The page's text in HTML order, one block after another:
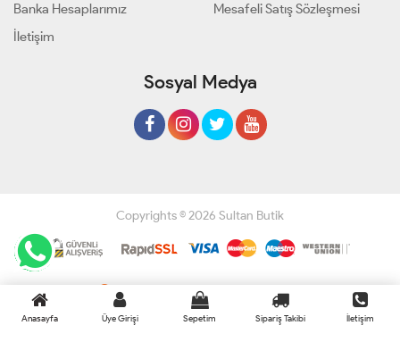
Banka Hesaplarımız
İletişim
Mesafeli Satış Sözleşmesi
Sosyal Medya
Copyrights © 2026 Sultan Butik
Geliştir - powered by innovation
Anasayfa Üye Girişi Sepetim Sipariş Takibi İletişim